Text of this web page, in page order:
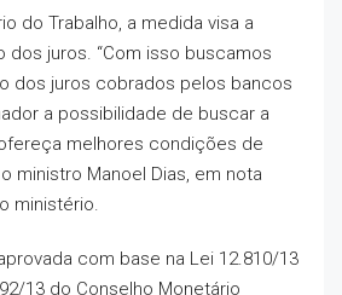
do Trabalho, a medida visa a
dos juros. “Com isso buscamos
dos juros cobrados pelos bancos
a possibilidade de buscar a
melhores condições de
ministro Manoel Dias, em nota
ministério.
com base na Lei 12.810/13
13 do Conselho Monetário